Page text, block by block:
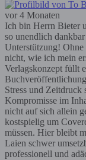
vor 4 Monaten
Ich bin Herrn Bieter
so unendlich
Unterstützung!
nicht, wie ich mein
Verlagskonzept füllt
Stress und Zeitdruck
Kompromisse im
nicht auf sich allein
kostspielig um
müssen. Hier bleibt
Laien schwer
professionell und